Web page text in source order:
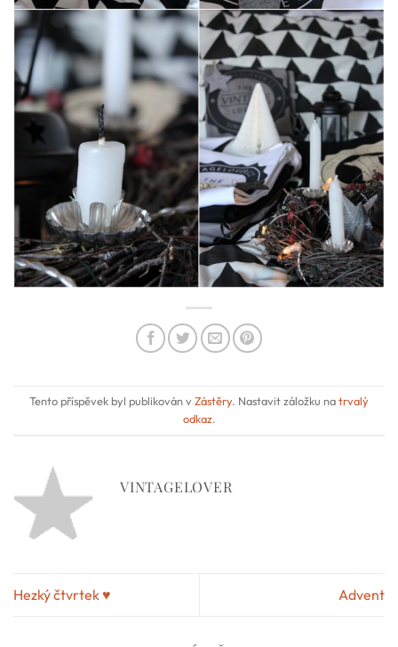
Tento příspěvek byl publikován v Zástěry. Nastavit záložku natrvalý
odkaz.
VINTAGELOVER
Hezký čtvrtek ♥ Advent